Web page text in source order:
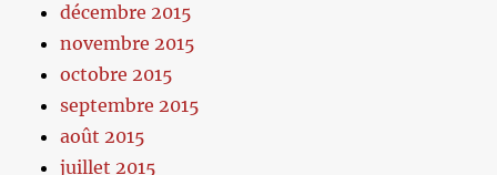
décembre 2015
novembre 2015
octobre 2015
septembre 2015
août 2015
juillet 2015